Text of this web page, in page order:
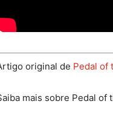
original de Pedal of
mais sobre Pedal of